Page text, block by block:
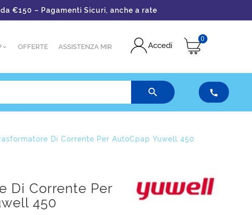
– Pagamenti Sicuri, anche a rate
OFFERTE ASSISTENZA MIR Accedi
0
 
Di Corrente Per AutoCpap Yuwell 450
Di Corrente Per
450